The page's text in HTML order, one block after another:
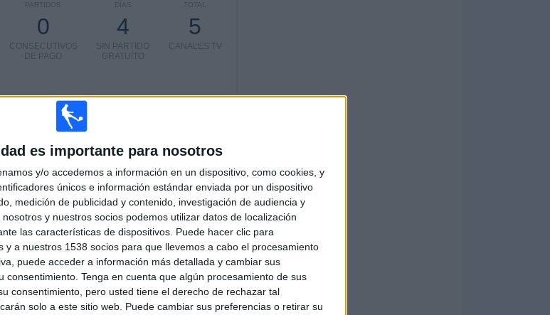
es importante para nosotros
y/o accedemos a información en un dispositivo, como cookies, y
únicos e información estándar enviada por un dispositivo
medición de publicidad y contenido, investigación de audiencia y
y nuestros socios podemos utilizar datos de localización
las características de dispositivos. Puede hacer clic para
a nuestros 1538 socios para que llevemos a cabo el procesamiento
puede acceder a información más detallada y cambiar sus
consentimiento. Tenga en cuenta que algún procesamiento de sus
consentimiento, pero usted tiene el derecho de rechazar tal
solo a este sitio web. Puede cambiar sus preferencias o retirar su
TOTAL
5
CANALES TV
DÍAS
4
SIN PARTIDO
GRATUÍTO
PARTIDOS
0
CONSECUTIVOS
DE PAGO
34
RIVALES
15
VS Nacional
5
COMPETICIONES
POR COMPETICIONES
Liga AUF Uruguaya
179 (77.49%)
Segunda Uruguay
46 (19.91%)
Copa AUF Uruguay
3 (1.3%)
Serie Río de la Plata
2 (0.87%)
1 (0.43%)